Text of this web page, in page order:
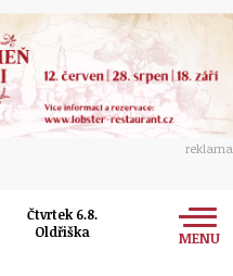
reklama
Čtvrtek 6.8.
Oldřiška
MENU